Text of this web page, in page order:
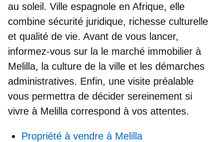
au soleil. Ville espagnole en Afrique, elle
combine sécurité juridique, richesse culturelle
et qualité de vie. Avant de vous lancer,
informez-vous sur la le marché immobilier à
Melilla, la culture de la ville et les démarches
administratives. Enfin, une visite préalable
vous permettra de décider sereinement si
vivre à Melilla correspond à vos attentes.
Propriété à vendre à Melilla